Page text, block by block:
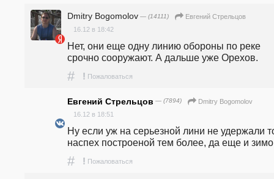
Dmitry Bogomolov — (14111)
Евгений Стрельцов
16.12 в 18:42
Нет, они еще одну линию обороны по реке
срочно сооружают. А дальше уже Орехов.
# ! Пожаловаться
Евгений Стрельцов — (7894)
Dmitry Bogomolov
16.12 в 18:51
Ну если уж на серьезной лини не удержали
наспех построеной тем более, да еще и
# ! Пожаловаться